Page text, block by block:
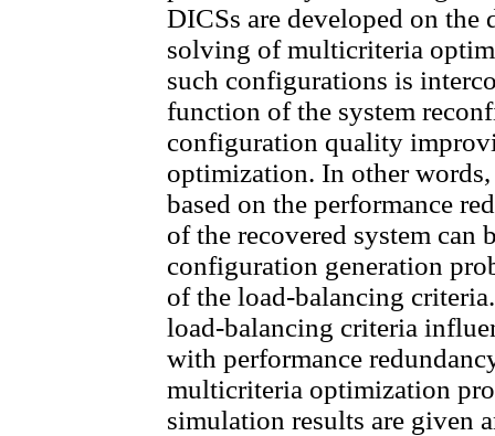
DICSs are developed on the
solving of multicriteria
such configurations is
function of the system
configuration quality
optimization. In other
based on the performance
of the recovered system
configuration generation
of the load-balancing
load-balancing criteria
with performance
multicriteria optimization
simulation results are given